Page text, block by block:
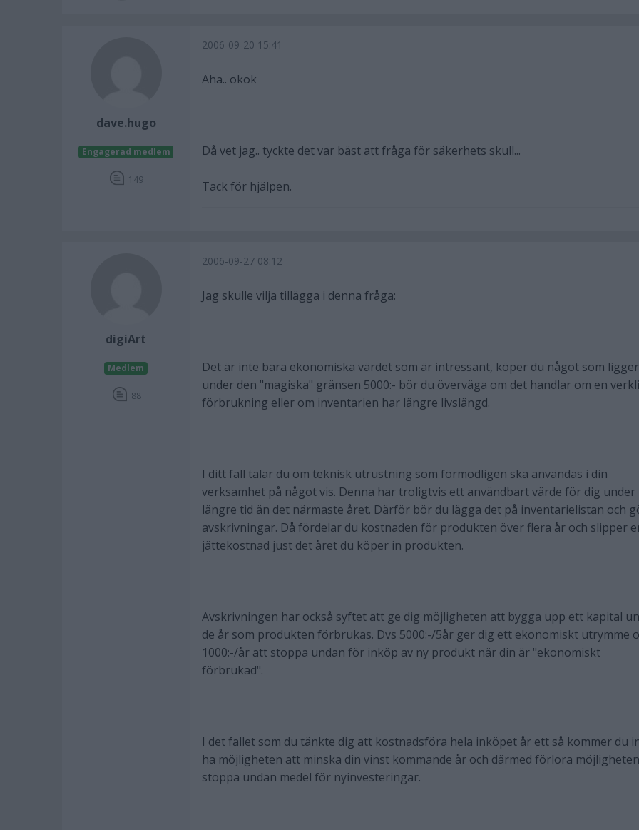
dave.hugo
Engagerad medlem
149
2006-09-20 15:41
Aha.. okok
Då vet jag.. tyckte det var bäst att fråga för säkerhets skull...
Tack för hjälpen.
digiArt
Medlem
88
2006-09-27 08:12
Jag skulle vilja tillägga i denna fråga:
Det är inte bara ekonomiska värdet som är intressant, köper du något som ligger
under den "magiska" gränsen 5000:- bör du överväga om det handlar om en
förbrukning eller om inventarien har längre livslängd.
I ditt fall talar du om teknisk utrustning som förmodligen ska användas i din
verksamhet på något vis. Denna har troligtvis ett användbart värde för dig under
längre tid än det närmaste året. Därför bör du lägga det på inventarielistan och
avskrivningar. Då fördelar du kostnaden för produkten över flera år och slipper
jättekostnad just det året du köper in produkten.
Avskrivningen har också syftet att ge dig möjligheten att bygga upp ett kapital
de år som produkten förbrukas. Dvs 5000:-/5år ger dig ett ekonomiskt utrymme
1000:-/år att stoppa undan för inköp av ny produkt när din är "ekonomiskt
förbrukad".
I det fallet som du tänkte dig att kostnadsföra hela inköpet år ett så kommer du
ha möjligheten att minska din vinst kommande år och därmed förlora
stoppa undan medel för nyinvesteringar.